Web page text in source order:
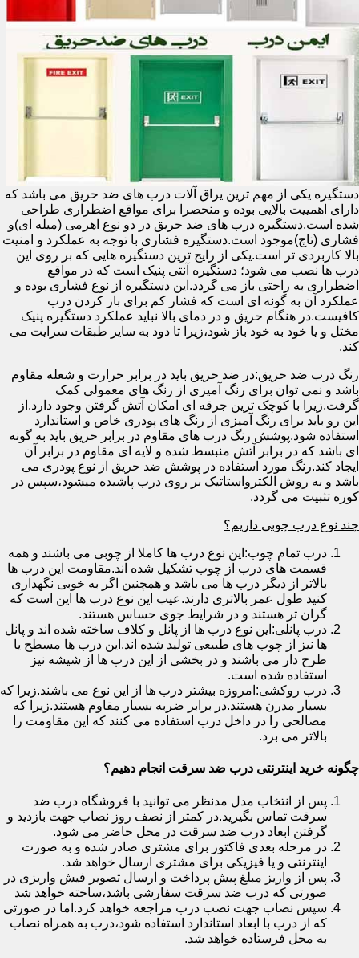
دستگیره یکی از مهم ترین یراق آلات درب های ضد حریق می باشد که
دارای اهمییت بالایی بوده و منحصرا برای مواقع اضطراری طراحی
شده است.دستگیره درب های ضد حریق در دو نوع اهرمی (میله ای)و
فشاری (تاچ)موجود است.دستگیره فشاری با توجه به عملکرد و امنیت
بالا کاربردی تر است.یکی از رایج ترین دستگیره هایی که بر روی این
درب ها نصب می شود؛ دستگیره آنتی پنیک است که در مواقع
اضطراری به راحتی باز می گردد.این دستگیره از نوع فشاری بوده و
عملکرد آن به گونه ای است که فشار کم برای باز کردن درب
کافیست.در هنگام حریق و در دمای بالا نباید عملکرد دستگیره پنیک
مختل و یا خود به خود باز شود،زیرا تا دود به سایر طبقات سرایت می
کند.
رنگ درب ضد حریق:در ضد حریق باید در برابر حرارت و شعله مقاوم
باشد و نمی توان برای رنگ آمیزی از رنگ های معمولی کمک
گرفت.زیرا با کوچک ترین جرقه ای امکان آتش گرفتن وجود دارد.از
این رو باید برای رنگ آمیزی از رنگ های پودری خاص و استاندارد
استفاده شود.پوشش رنگ درب های مقاوم در برابر حریق باید به گونه
ای باشد که در برابر آتش منبسط شده و لایه ای مقاوم در برابر آن
ایجاد کند.رنگ مورد استفاده در پوشش ضد حریق از نوع پودری می
باشد و به روش الکترواستاتیک بر روی درب پاشیده میشود،سپس در
کوره تثبیت می گردد.
چند نوع درب چوبی داریم؟
درب تمام چوب:این نوع درب ها کاملا از چوبی می باشند و همه
قسمت های درب از چوب تشکیل شده اند.مقاومت این درب ها
بالاتر از دیگر درب ها می باشد و همچنین اگر به خوبی نگهداری
کنید طول عمر بالاتری دارند.عیب این نوع درب ها این است که
گران تر هستند و در شرایط جوی حساس هستند.
درب پانلی:این نوع درب ها از پانل و کلاف ساخته شده اند و پانل
ها نیز از چوب های طبیعی تولید شده اند.این درب ها مسطح یا
طرح دار می باشند و در بخشی از این درب ها از شیشه نیز
استفاده شده است.
درب روکشی:امروزه بیشتر درب ها از این نوع می باشند.زیرا که
بسیار مدرن هستند.در برابر ضربه بسیار مقاوم هستند.زیرا که
مصالحی را در داخل درب استفاده می کنند که این مقاومت را
بالاتر می برد.
چگونه خرید اینترنتی درب ضد سرقت انجام دهیم؟
پس از انتخاب مدل مدنظر می توانید با فروشگاه درب ضد
سرقت تماس بگیرید.در کمتر از نصف روز نصاب جهت بازدید و
گرفتن ابعاد درب ضد سرقت در محل حاضر می شود.
در مرحله بعدی فاکتور برای مشتری صادر شده و به صورت
اینترنتی و یا فیزیکی برای مشتری ارسال خواهد شد.
پس از واریز مبلغ پیش پرداخت و ارسال تصویر فیش واریزی در
صورتی که درب ضد سرقت سفارشی باشد،ساخته خواهد شد
سپس نصاب جهت نصب درب مراجعه خواهد کرد.اما در صورتی
که از درب با ابعاد استاندارد استفاده شود،درب به همراه نصاب
به محل فرستاده خواهد شد.